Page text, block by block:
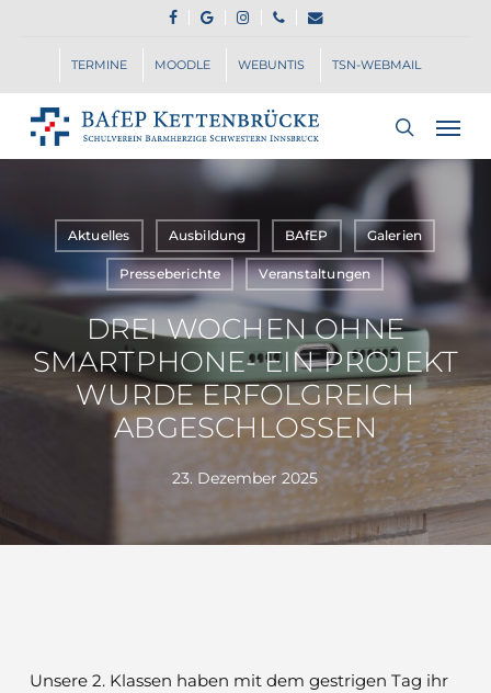
content
FACEBOOK
GOOGLE-
PLUS
INSTAGRAM
PHONEEMAIL
TERMINE MOODLE WEBUNTIS TSN-WEBMAIL
search
Menu
Aktuelles Ausbildung BAfEP Galerien
Presseberichte Veranstaltungen
DREI WOCHEN OHNE
SMARTPHONE- EIN PROJEKT
WURDE ERFOLGREICH
ABGESCHLOSSEN
23. Dezember 2025
Unsere 2. Klassen haben mit dem gestrigen Tag ihr